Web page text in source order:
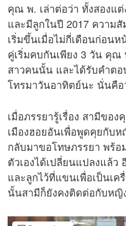
คุณ พ. เล่าต่อว่า ทั้งสองแ
และมีลูกในปี 2017 ความ
เริ่มขึ้นเมื่อไม่กี่เดือนก่อน
คู่เริ่มคบกันเพียง 3 วัน คุ
สาวคนนั้น และได้รับคำตอ
โทรมาวันอาทิตย์นะ นั่นคื
เมื่อภรรยารู้เรื่อง สามีขอ
เมืองฮอยอันเพื่อพูดคุยกับ
กลับมาขอโทษภรรยา พร้อ
ตัวเองได้เปลี่ยนแปลงแล้ว
และลูกไว้ที่แขนเพื่อเป็นเ
นั้นสามีก็ยังคงติดต่อกับหญิ